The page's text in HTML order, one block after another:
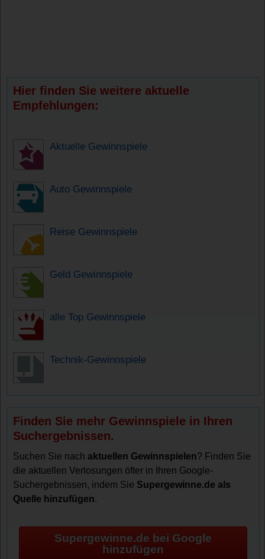
Hier finden Sie weitere aktuelle
Empfehlungen:
Aktuelle Gewinnspiele
Auto Gewinnspiele
Reise Gewinnspiele
Geld Gewinnspiele
alle Top Gewinnspiele
Technik-Gewinnspiele
Finden Sie mehr Gewinnspiele in Ihren
Suchergebnissen.
Suchen Sie nachaktuellen Gewinnspielen? Finden Sie
die aktuellen Verlosungen öfter in Ihren Google-
Suchergebnissen, indem Sie Supergewinne.de als
Quelle hinzufügen.
Supergewinne.de bei Google
hinzufügen